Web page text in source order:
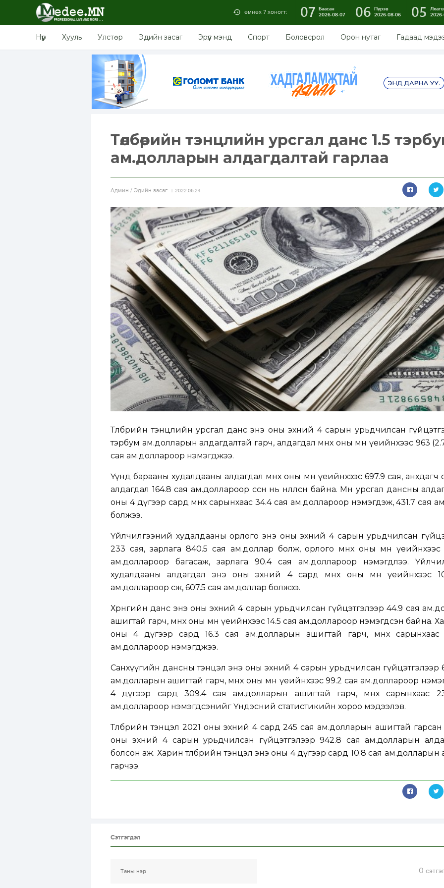
өмнөх 7 хоногт: 07 Баасан
2026-08-07
06 Пүрэв
2026-08-06
05
Нүүр Хууль Улстөр Эдийн засаг Эрүүл мэнд Спорт Боловсрол Орон нутаг Гадаад
Төлбөрийн тэнцлийн урсгал данс 1.5
ам.долларын алдагдалтай гарлаа
Aдмин / Эдийн засаг 2022.06.24
Төлбөрийн тэнцлийн урсгал данс энэ оны эхний 4 сарын урьдчилсан
тэрбум ам.долларын алдагдалтай гарч, алдагдал өмнөх оны мөн үеийнхээс 963
сая ам.доллароор нэмэгджээ.
Үүнд барааны худалдааны алдагдал өмнөх оны мөн үеийнхээс 697.9 сая, анхдагч
алдагдал 164.8 сая ам.доллароор өссөн нь нөлөөлсөн байна. Мөн урсгал дансны
оны 4 дүгээр сард өмнөх сарынхаас 34.4 сая ам.доллароор нэмэгдэж, 431.7 сая
болжээ.
Үйлчилгээний худалдааны орлого энэ оны эхний 4 сарын урьдчилсан
233 сая, зарлага 840.5 сая ам.доллар болж, орлого өмнөх оны мөн үеийнхээс
ам.доллароор багасаж, зарлага 90.4 сая ам.доллароор нэмэгдлээ.
худалдааны алдагдал энэ оны эхний 4 сард өмнөх оны мөн үеийнхээс
ам.доллароор өсөж, 607.5 сая ам.доллар болжээ.
Хөрөнгийн данс энэ оны эхний 4 сарын урьдчилсан гүйцэтгэлээр 44.9 сая
ашигтай гарч, өмнөх оны мөн үеийнхээс 14.5 сая ам.доллароор нэмэгдсэн байна.
оны 4 дүгээр сард 16.3 сая ам.долларын ашигтай гарч, өмнөх сарынхаас
ам.доллароор нэмэгджээ.
Санхүүгийн дансны тэнцэл энэ оны эхний 4 сарын урьдчилсан гүйцэтгэлээр
ам.долларын ашигтай гарч, өмнөх оны мөн үеийнхээс 99.2 сая ам.доллароор
4 дүгээр сард 309.4 сая ам.долларын ашигтай гарч, өмнөх сарынхаас
ам.доллароор нэмэгдсэнийг Үндэсний статистикийн хороо мэдээлэв.
Төлбөрийн тэнцэл 2021 оны эхний 4 сард 245 сая ам.долларын ашигтай
оны эхний 4 сарын урьдчилсан гүйцэтгэлээр 942.8 сая ам.долларын
болсон аж. Харин төлбөрийн тэнцэл энэ оны 4 дүгээр сард 10.8 сая ам.долларын
гарчээ.
Сэтгэгдэл
0